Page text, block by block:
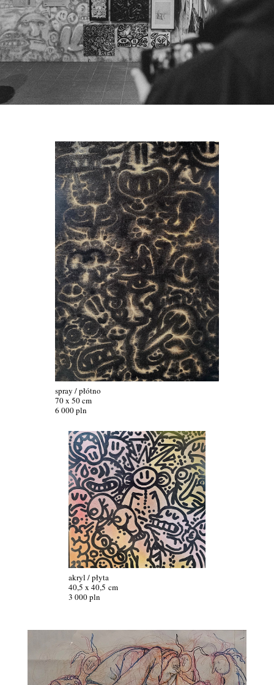
spray / płótno
70 x 50 cm
6 000 pln
akryl / płyta
40,5 x 40,5 cm
3 000 pln